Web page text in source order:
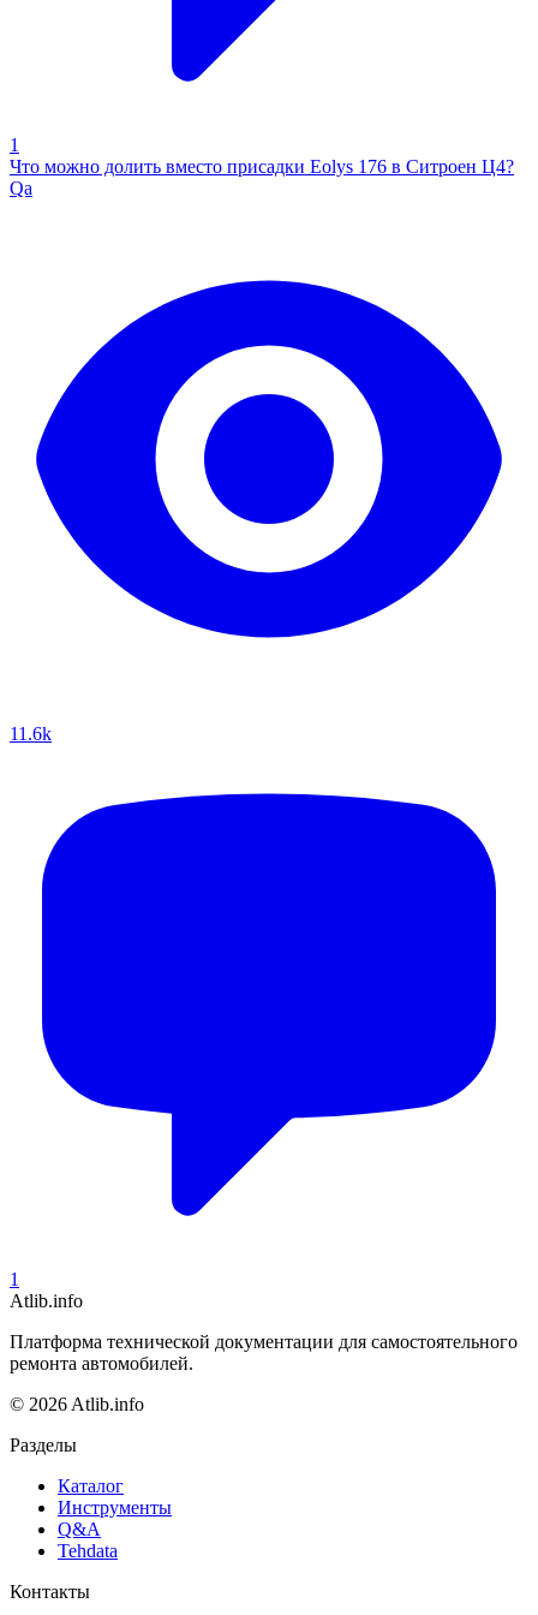
1
Что можно долить вместо присадки Eolys 176 в Ситроен Ц4?
Qa
11.6k
1
Atlib.info
Платформа технической документации для самостоятельного
ремонта автомобилей.
© 2026 Atlib.info
Разделы
Каталог
Инструменты
Q&A
Tehdata
Контакты